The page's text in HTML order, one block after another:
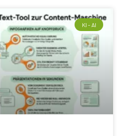
KI - AI